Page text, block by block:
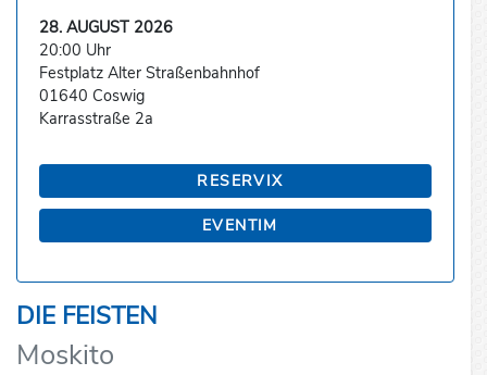
28. AUGUST 2026
20:00 Uhr
Festplatz Alter Straßenbahnhof
01640 Coswig
Karrasstraße 2a
RESERVIX
EVENTIM
DIE FEISTEN
Moskito